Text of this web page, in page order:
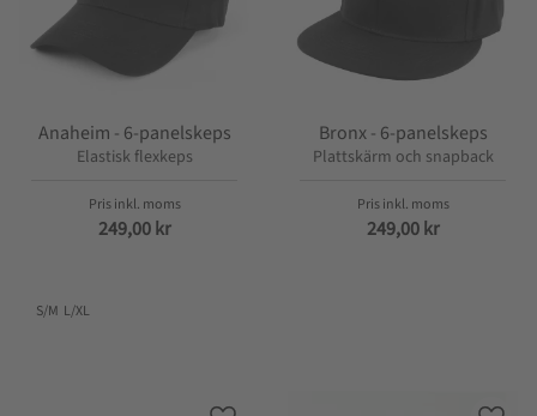
Anaheim - 6-panelskeps
Elastisk flexkeps
249,00kr
S/M L/XL
Bronx - 6-panelskeps
Plattskärm och snapback
249,00kr